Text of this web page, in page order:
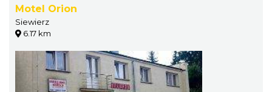
Motel Orion
Siewierz
6.17 km